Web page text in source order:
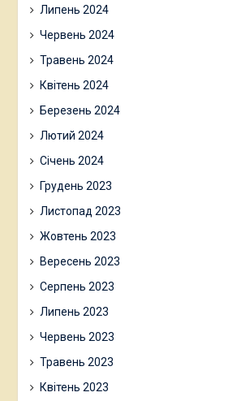
Липень 2024
Червень 2024
Травень 2024
Квітень 2024
Березень 2024
Лютий 2024
Січень 2024
Грудень 2023
Листопад 2023
Жовтень 2023
Вересень 2023
Серпень 2023
Липень 2023
Червень 2023
Травень 2023
Квітень 2023